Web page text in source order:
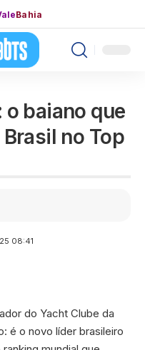
Bahia
o baiano que
no Top
08:41
do Yacht Clube da
é o novo líder brasileiro